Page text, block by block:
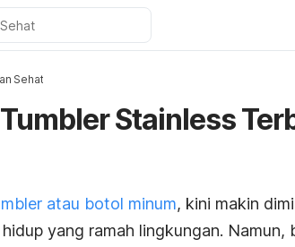
Sehat
Stainless
atau botol minum, kini makin
yang ramah lingkungan. Namun,